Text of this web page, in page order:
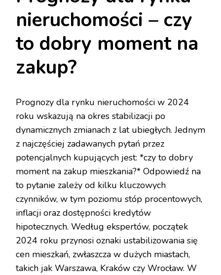
nieruchomości – czy
to dobry moment na
zakup?
Prognozy dla rynku nieruchomości w 2024
roku wskazują na okres stabilizacji po
dynamicznych zmianach z lat ubiegłych. Jednym
z najczęściej zadawanych pytań przez
potencjalnych kupujących jest: *czy to dobry
moment na zakup mieszkania?* Odpowiedź na
to pytanie zależy od kilku kluczowych
czynników, w tym poziomu stóp procentowych,
inflacji oraz dostępności kredytów
hipotecznych. Według ekspertów, początek
2024 roku przynosi oznaki ustabilizowania się
cen mieszkań, zwłaszcza w dużych miastach,
takich jak Warszawa, Kraków czy Wrocław. W